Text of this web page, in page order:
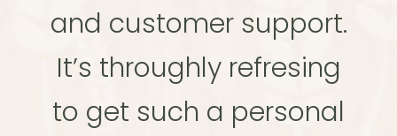
and customer support.
It’s throughly refresing
to get such a personal